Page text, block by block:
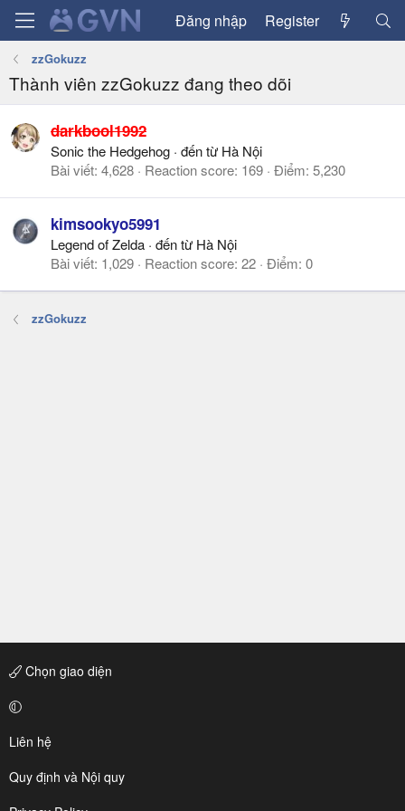
Đăng nhập Register
zzGokuzz
Thành viên zzGokuzz đang theo dõi
darkbool1992
Sonic the Hedgehog · đến từ Hà Nội
Bài viết 4,628 Reaction score 169 Điểm 5,230
kimsookyo5991
Legend of Zelda · đến từ Hà Nội
Bài viết 1,029 Reaction score 22 Điểm 0
zzGokuzz
Chọn giao diện
Liên hệ
Quy định và Nội quy